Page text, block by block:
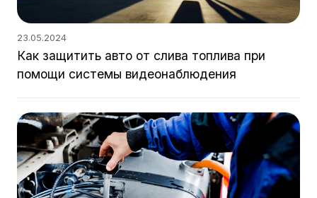
23.05.2024
Как защитить авто от слива топлива при
помощи системы видеонаблюдения